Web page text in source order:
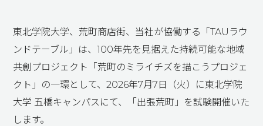
東北学院大学、荒町商店街、当社が協働する「TAUラウ
ンドテーブル」は、100年先を見据えた持続可能な地域
共創プロジェクト「荒町のミライチズを描こうプロジェ
クト」の一環として、2026年7月7日（火）に東北学院
大学 五橋キャンパスにて、「出張荒町」を試験開催いた
します。